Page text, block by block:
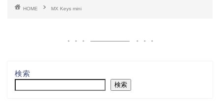
HOME MX Keys mini
検索
検索